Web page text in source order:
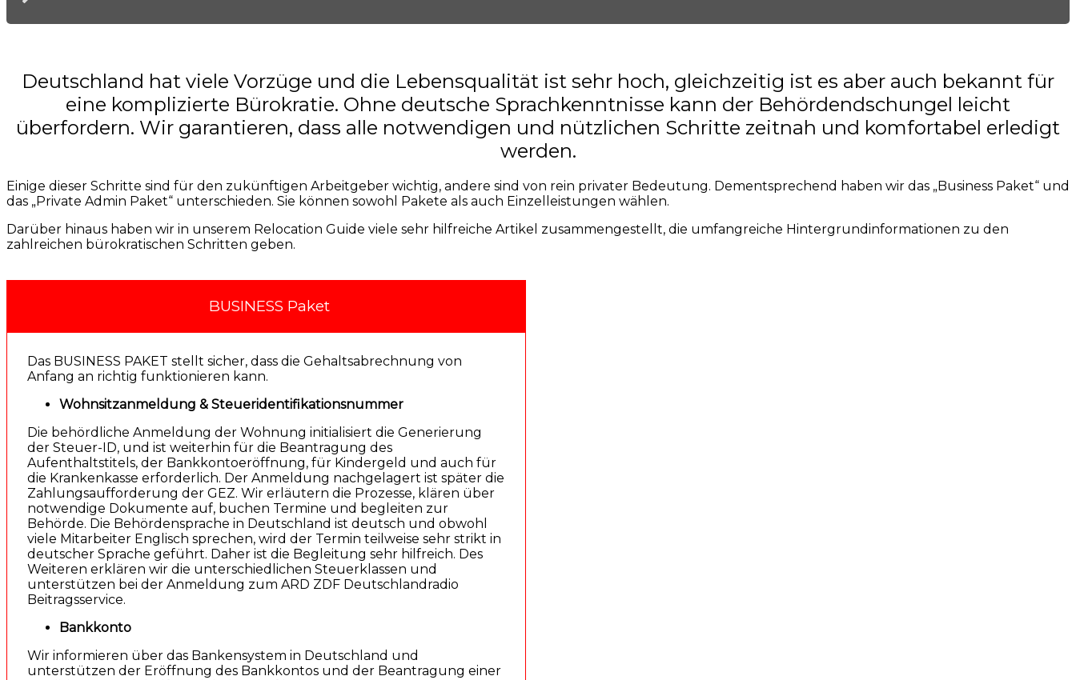
Deutschland hat viele Vorzüge und die Lebensqualität ist sehr hoch, gleichzeitig ist es aber auch bekannt für
eine komplizierte Bürokratie. Ohne deutsche Sprachkenntnisse kann der Behördendschungel leicht
überfordern. Wir garantieren, dass alle notwendigen und nützlichen Schritte zeitnah und komfortabel erledigt
werden.
Einige dieser Schritte sind für den zukünftigen Arbeitgeber wichtig, andere sind von rein privater Bedeutung. Dementsprechend haben wir das „Business Paket“ und
das „Private Admin Paket“ unterschieden. Sie können sowohl Pakete als auch Einzelleistungen wählen.
Darüber hinaus haben wir in unserem Relocation Guide viele sehr hilfreiche Artikel zusammengestellt, die umfangreiche Hintergrundinformationen zu den
zahlreichen bürokratischen Schritten geben.
BUSINESS Paket
Das BUSINESS PAKET stellt sicher, dass die Gehaltsabrechnung von
Anfang an richtig funktionieren kann.
Wohnsitzanmeldung & Steueridentifikationsnummer
Die behördliche Anmeldung der Wohnung initialisiert die Generierung
der Steuer-ID, und ist weiterhin für die Beantragung des
Aufenthaltstitels, der Bankkontoeröffnung, für Kindergeld und auch für
die Krankenkasse erforderlich. Der Anmeldung nachgelagert ist später die
Zahlungsaufforderung der GEZ. Wir erläutern die Prozesse, klären über
notwendige Dokumente auf, buchen Termine und begleiten zur
Behörde. Die Behördensprache in Deutschland ist deutsch und obwohl
viele Mitarbeiter Englisch sprechen, wird der Termin teilweise sehr strikt in
deutscher Sprache geführt. Daher ist die Begleitung sehr hilfreich. Des
Weiteren erklären wir die unterschiedlichen Steuerklassen und
unterstützen bei der Anmeldung zum ARD ZDF Deutschlandradio
Beitragsservice.
Bankkonto
Wir informieren über das Bankensystem in Deutschland und
unterstützen der Eröffnung des Bankkontos und der Beantragung einer